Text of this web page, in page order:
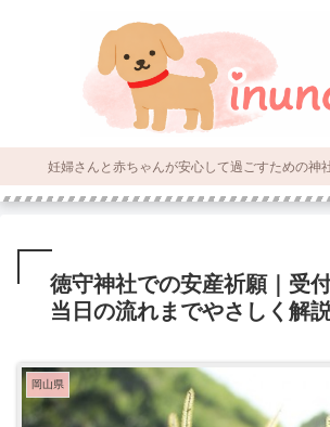
妊婦さんと赤ちゃんが安心して過ごすための神
徳守神社での安産祈願｜受
当日の流れまでやさしく解
岡山県